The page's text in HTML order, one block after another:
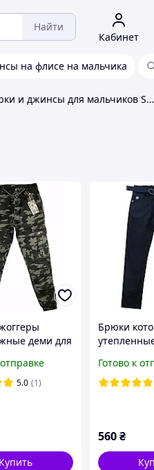
Найти
Кабинет
на флисе на мальчика
Брюки и джинсы для мальчиков Seagull
деми для
5.0 (1)
Купить
Брюки
Готово к
560 ₴